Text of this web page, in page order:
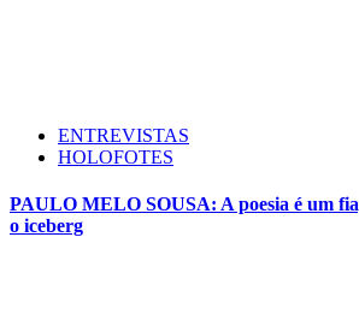
ENTREVISTAS
HOLOFOTES
PAULO MELO SOUSA: A poesia é um
o iceberg